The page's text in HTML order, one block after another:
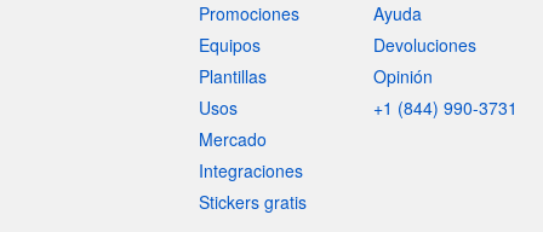
Promociones
Equipos
Plantillas
Usos
Mercado
Integraciones
Stickers gratis
Ayuda
Devoluciones
Opinión
+1 (844) 990-3731